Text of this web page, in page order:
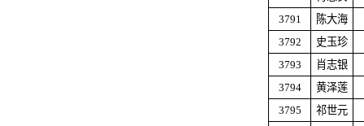
3791
陈大海
3792
史玉珍
3793
肖志银
3794
黄泽莲
3795
祁世元